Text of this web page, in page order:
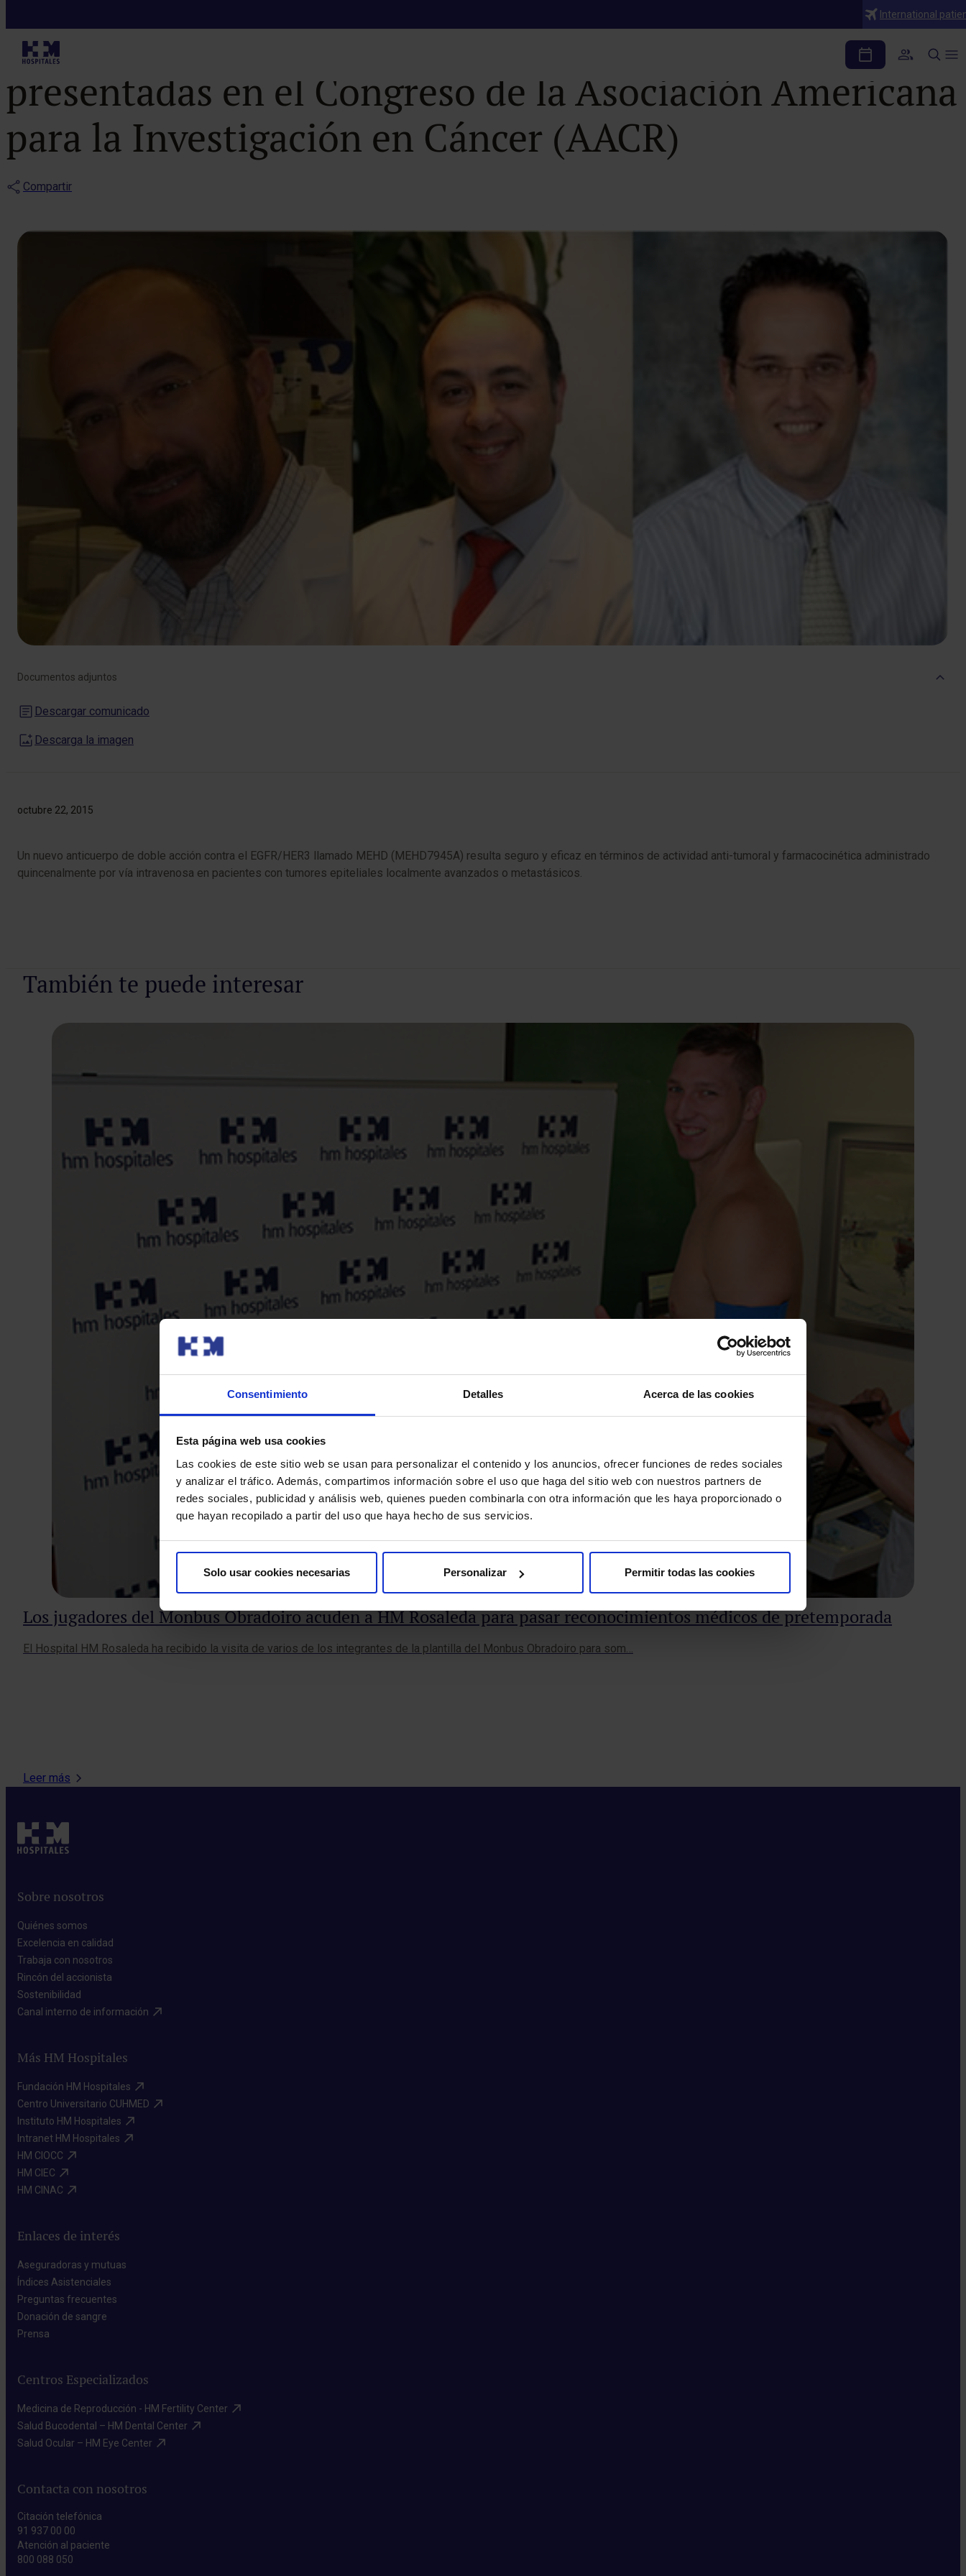
Consentimiento Detalles Acerca de las cookies
Esta página web usa cookies
Las cookies de este sitio web se usan para personalizar el contenido y los anuncios, ofrecer funciones de redes sociales
y analizar el tráfico. Además, compartimos información sobre el uso que haga del sitio web con nuestros partners de
redes sociales, publicidad y análisis web, quienes pueden combinarla con otra información que les haya proporcionado o
que hayan recopilado a partir del uso que haya hecho de sus servicios.
Solo usar cookies necesarias Personalizar Permitir todas las cookies
International
HM Hospitales participa en cuatro investigaciones
presentadas en el Congreso de la Asociación Americana
para la Investigación en Cáncer (AACR)
Compartir
octubre 22, 2015
Un nuevo anticuerpo de doble acción contra el EGFR/HER3 llamado MEHD (MEHD7945A) resulta seguro y eficaz en términos de actividad anti-tumoral y farmacocinética administrado
quincenalmente por vía intravenosa en pacientes con tumores epiteliales localmente avanzados o metastásicos.
Documentos adjuntos
Descargar comunicado
Descarga la imagen
También te puede interesar
Los jugadores del Monbus Obradoiro acuden a HM Rosaleda para pasar reconocimientos médicos de pretemporada
El Hospital HM Rosaleda ha recibido la visita de varios de los integrantes de la plantilla del Monbus Obradoiro para som…
Leer más
Sobre nosotros
Quiénes somos​
Excelencia en calidad​
Trabaja con nosotros​
Rincón del accionista​
Sostenibilidad​
Canal interno de información​
Más HM Hospitales
Fundación HM Hospitales​
Centro Universitario CUHMED​
Instituto HM Hospitales​
Intranet HM Hospitales​
HM CIOCC​
HM CIEC​
HM CINAC​
Enlaces de interés
Aseguradoras y mutuas​
Índices Asistenciales​
Preguntas frecuentes​
Donación de sangre​
Prensa​
Centros Especializados
Medicina de Reproducción - HM Fertility Center​
Salud Bucodental – HM Dental Center​
Salud Ocular – HM Eye Center​
Contacta con nosotros
Citación telefónica
91 937 00 00
Atención al paciente
800 088 050